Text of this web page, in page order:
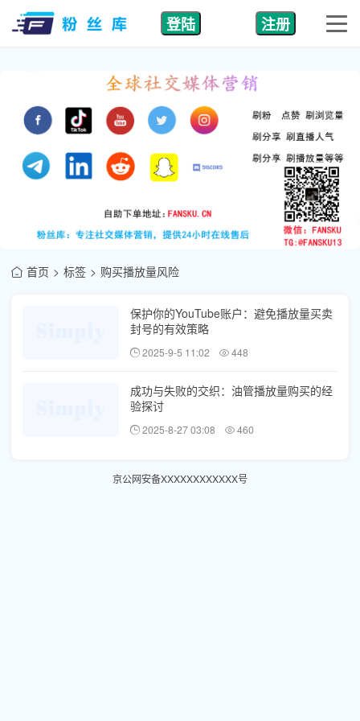
登陆 注册
首页 标签 购买播放量风险
保护你的YouTube账户：避免播放量买卖
封号的有效策略
2025-9-5 11:02 448
成功与失败的交织：油管播放量购买的经
验探讨
2025-8-27 03:08 460
京公网安备XXXXXXXXXXXX号